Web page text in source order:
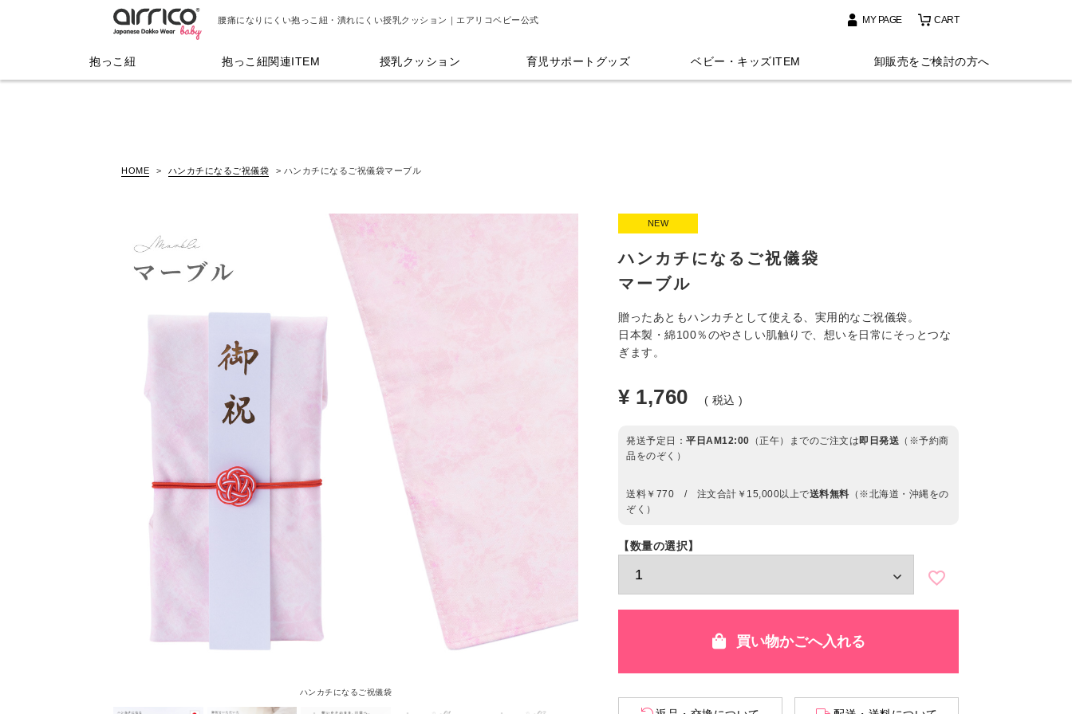
腰痛になりにくい抱っこ紐・潰れにくい授乳クッション｜エアリコベビー公式 MY PAGE CART
抱っこ紐 抱っこ紐関連ITEM 授乳クッション 育児サポートグッズ ベビー・キッズITEM 卸販売をご検討の方へ
HOME ハンカチになるご祝儀袋 ハンカチになるご祝儀袋マーブル
ハンカチになるご祝儀袋
NEW
ハンカチになるご祝儀袋
マーブル
贈ったあともハンカチとして使える、実用的なご祝儀袋。
日本製・綿100％のやさしい肌触りで、想いを日常にそっとつな
ぎます。
¥ 1,760 税込
発送予定日： 平日AM12:00 （正午）までのご注文は即日発送 （※予約商
品をのぞく）
送料￥770 / 注文合計￥15,000以上で送料無料 （※北海道・沖縄をの
ぞく）
買い物かごへ入れる